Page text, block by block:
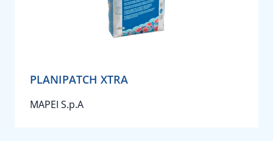
PLANIPATCH XTRA
MAPEI S.p.A